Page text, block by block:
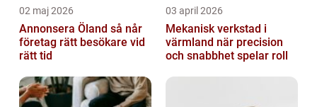
02 maj 2026
Annonsera Öland så når
företag rätt besökare vid
rätt tid
03 april 2026
Mekanisk verkstad i
värmland när precision
och snabbhet spelar roll